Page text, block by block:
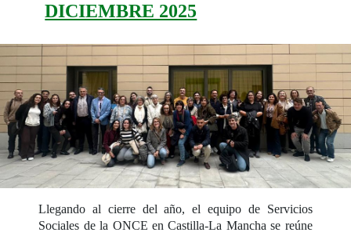
DICIEMBRE 2025
Llegando al cierre del año, el equipo de Servicios
Sociales de la ONCE en Castilla-La Mancha se reúne